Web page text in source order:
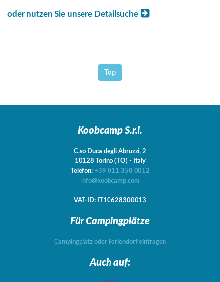
oder nutzen Sie unsere Detailsuche
Top
Koobcamp S.r.l.
C.so Duca degli Abruzzi, 2
10128 Torino (TO) - Italy
Telefon: +39 011 358 0012
info@koobcamp.com
VAT-ID: IT10628300013
Für Campingplätze
Campingplatz oder Feriendorf eintragen
Auch auf: